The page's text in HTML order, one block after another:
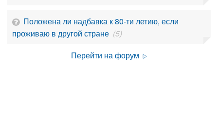
Положена ли надбавка к 80-ти летию, если
проживаю в другой стране (5)
Перейти на форум